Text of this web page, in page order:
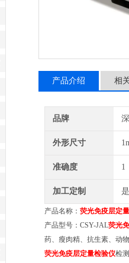
产品介绍 相
品牌
外形尺寸
准确度 1
加工定制 是
产品名称： 荧光免疫层定
产品型号：CSY-JAL荧光
药、瘦肉精、抗生素、动
荧光免疫层定量检验仪检